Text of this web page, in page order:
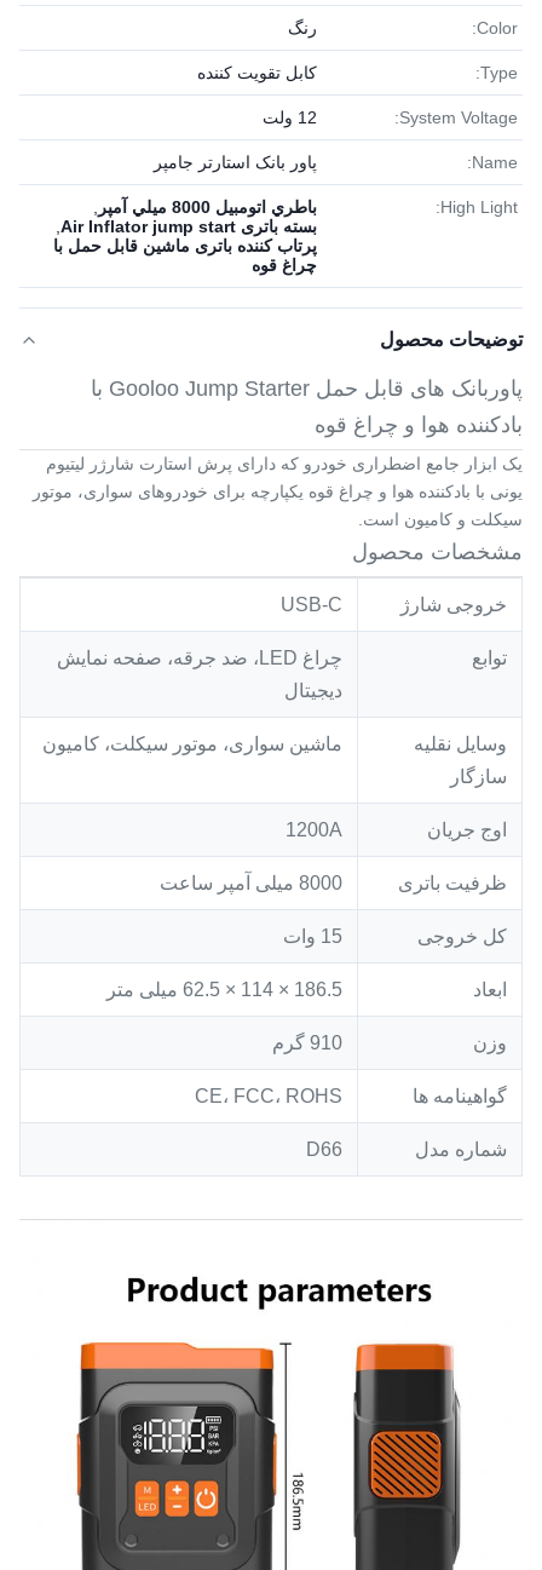
Color: رنگ
Type: کابل تقویت کننده
System Voltage: 12 ولت
Name: پاور بانک استارتر جامپر
High Light: باطري اتومبيل 8000 ميلي آمپر
بسته باتری Air Inflator jump start
پرتاب کننده باتری ماشین قابل حمل با
چراغ قوه
توضیحات محصول
پاوربانک های قابل حمل Gooloo Jump Starter با
بادکننده هوا و چراغ قوه
یک ابزار جامع اضطراری خودرو که دارای پرش استارت شارژر لیتیوم
یونی با بادکننده هوا و چراغ قوه یکپارچه برای خودروهای سواری، موتور
سیکلت و کامیون است.
مشخصات محصول
خروجی شارژ USB-C
توابع
چراغ LED، ضد جرقه، صفحه نمایش
دیجیتال
وسایل نقلیه
سازگار
ماشین سواری، موتور سیکلت، کامیون
اوج جریان 1200A
ظرفیت باتری 8000 میلی آمپر ساعت
کل خروجی 15 وات
ابعاد 186.5 × 114 × 62.5 میلی متر
وزن 910 گرم
گواهینامه ها CE، FCC، ROHS
شماره مدل D66